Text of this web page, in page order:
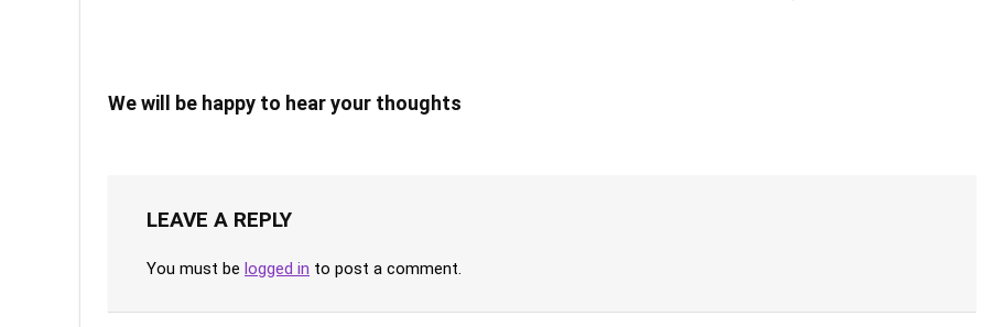
We will be happy to hear your thoughts
LEAVE A REPLY
You must be logged in to post a comment.